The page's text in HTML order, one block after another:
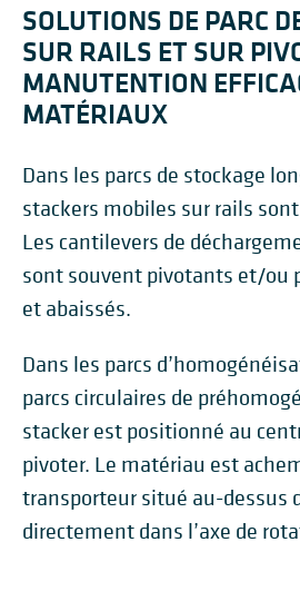
SOLUTIONS DE PARC
SUR RAILS ET SUR
MANUTENTION
MATÉRIAUX
Dans les parcs de stockage
stackers mobiles sur rails
Les cantilevers de
sont souvent pivotants et/ou
et abaissés.
Dans les parcs
parcs circulaires de
stacker est positionné au
pivoter. Le matériau est
transporteur situé au-dessus
directement dans l’axe de